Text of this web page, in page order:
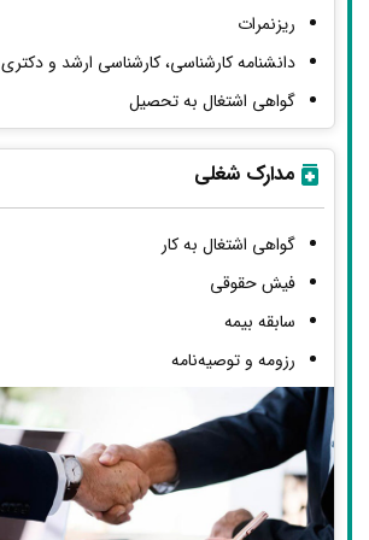
ریزنمرات
دانشنامه کارشناسی، کارشناسی ارشد و دکتری
گواهی اشتغال به تحصیل
مدارک شغلی
گواهی اشتغال به کار
فیش حقوقی
سابقه بیمه
رزومه و توصیه‌نامه